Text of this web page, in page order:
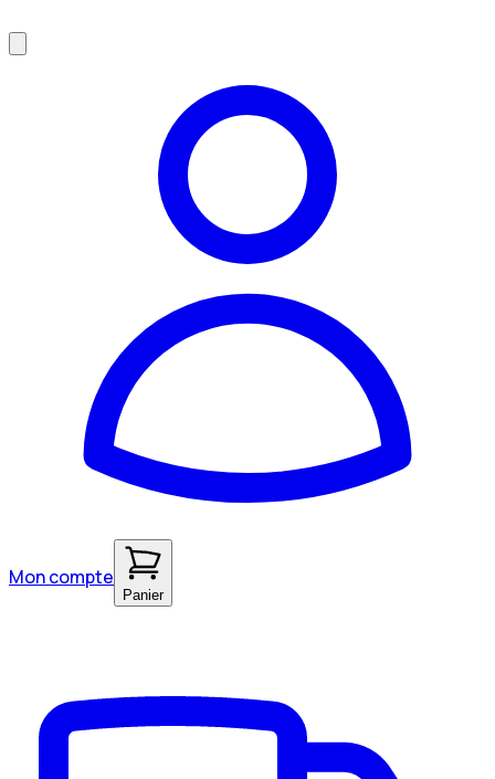
Mon compte
Panier